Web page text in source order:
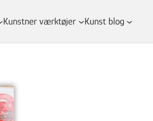
Kunstner værktøjer Kunst blog